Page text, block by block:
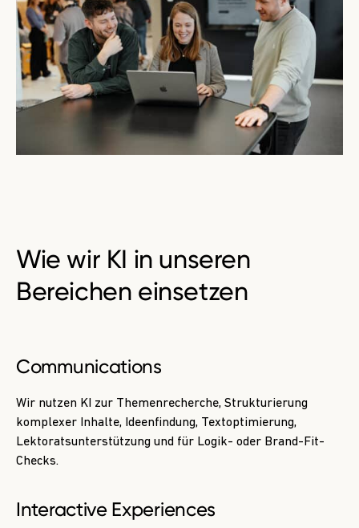
Wie wir KI in unseren
Bereichen einsetzen
Communications
Wir nutzen KI zur Themenrecherche, Strukturierung
komplexer Inhalte, Ideenfindung, Textoptimierung,
Lektoratsunterstützung und für Logik- oder Brand-Fit-
Checks.
Interactive Experiences